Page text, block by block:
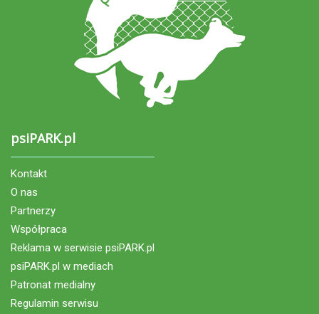
psiPARK.pl
Kontakt
O nas
Partnerzy
Współpraca
Reklama w serwisie psiPARK.pl
psiPARK.pl w mediach
Patronat medialny
Regulamin serwisu